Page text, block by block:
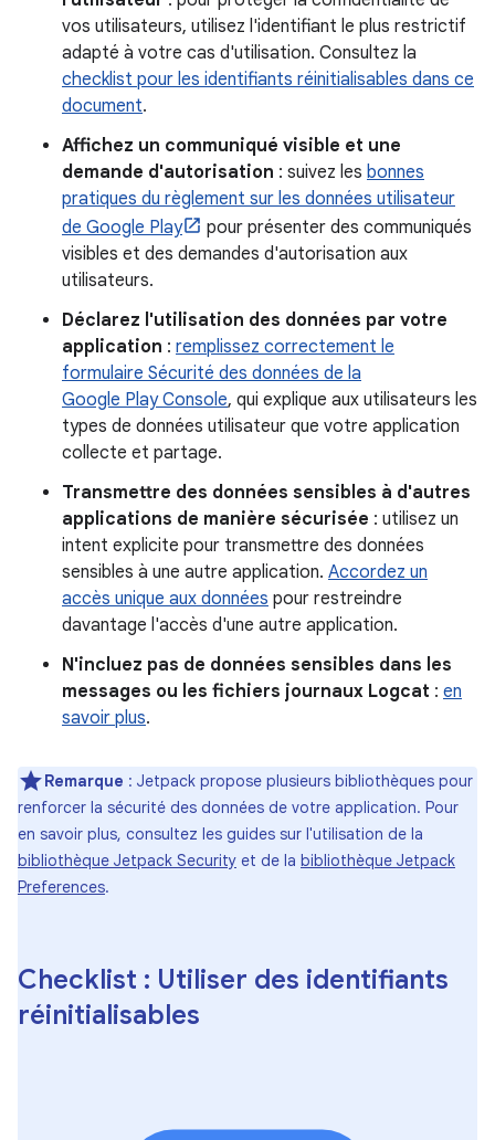
vos utilisateurs, utilisez l'identifiant le plus restrictif
adapté à votre cas d'utilisation. Consultez la
checklist pour les identifiants réinitialisables dans ce
document.
Affichez un communiqué visible et une
demande d'autorisation : suivez les bonnes
pratiques du règlement sur les données utilisateur
de Google Play
pour présenter des communiqués
visibles et des demandes d'autorisation aux
utilisateurs.
Déclarez l'utilisation des données par votre
application : remplissez correctement le
formulaire Sécurité des données de la
Google Play Console, qui explique aux utilisateurs les
types de données utilisateur que votre application
collecte et partage.
Transmettre des données sensibles à d'autres
applications de manière sécurisée : utilisez un
intent explicite pour transmettre des données
sensibles à une autre application. Accordez un
accès unique aux données pour restreindre
davantage l'accès d'une autre application.
N'incluez pas de données sensibles dans les
messages ou les fichiers journaux Logcat : en
savoir plus.
Remarque : Jetpack propose plusieurs bibliothèques pour
renforcer la sécurité des données de votre application. Pour
en savoir plus, consultez les guides sur l'utilisation de la
bibliothèque Jetpack Security et de la bibliothèque Jetpack
Preferences.
Checklist : Utiliser des identifiants
réinitialisables